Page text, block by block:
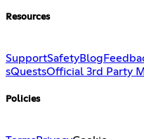
Resources
SupportSafetyBlog
sQuestsOfficial 3rd Party
Policies